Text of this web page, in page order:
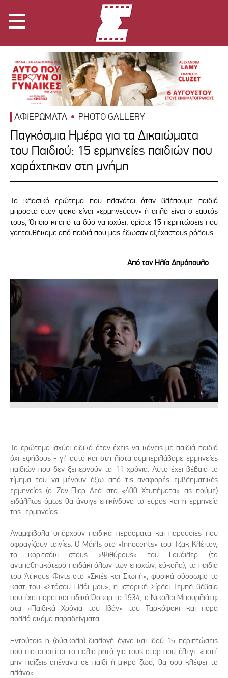
ΑΦΙΕΡΩΜΑΤΑ PHOTO GALLERY
Παγκόσμια Ημέρα για τα Δικαιώματα
του Παιδιού: 15 ερμηνείες παιδιών που
χαράχτηκαν στη μνήμη
Το κλασικό ερώτημα που πλανάται όταν βλέπουμε παιδιά
μπροστά στον φακό είναι «ερμηνεύουν» ή απλά είναι ο εαυτός
τους; Όποιο κι από τα δύο να ισχύει, ορίστε 15 περιπτώσεις που
γοητευθήκαμε από παιδιά που μας έδωσαν αξέχαστους ρόλους.
Από τον Ηλία Δημόπουλο
Το ερώτημα ισχύει ειδικά όταν έχεις να κάνεις με παιδιά-παιδιά
όχι εφήβους - γι' αυτό και στη λίστα συμπεριλάβαμε ερμηνείες
παιδιών που δεν ξεπερνούν τα 11 χρόνια. Αυτό έχει βέβαια το
τίμημα του να μένουν έξω από τις αναφορές εμβληματικές
ερμηνείες (ο Ζαν-Πιερ Λεό στα «400 Χτυπήματα» ας πούμε)
ειδάλλως όμως θα άνοιγε επικίνδυνα το εύρος και η ερμηνεία
της...ερμηνείας.
Αναμφίβολα υπάρχουν παιδικά περάσματα και παρουσίες που
σφραγίζουν ταινίες. Ο Μάιλς στο «Innocents» του Τζακ Κλέιτον,
το κοριτσάκι στους «Ψιθύρους» του Γουάιλερ (το
αντιπαθητικότερο παιδάκι όλων των εποχών, εύκολα), τα παιδιά
του Άτικους Φιντς στο «Σκιές και Σιωπή», φυσικά σύσσωμο το
καστ του «Στάσου Πλάι μου», η ιστορική Σίρλεϊ Τεμπλ βέβαια
που έχει πάρει και ειδικό Όσκαρ το 1934, ο Νικολάι Μπουρλιάεφ
στα «Παιδικά Χρόνια του Ιβάν» του Ταρκόφσκι και πάρα
πολλά ακόμα παραδείγματα.
Εντούτοις η (δύσκολη) διαλογή έγινε και ιδού 15 περιπτώσεις
που πιστοποιείται το παλιό ρητό για τους σταρ που έλεγε «ποτέ
μην παίζεις απέναντι σε παιδί ή μικρό ζώο, θα σου κλέψει το
πλάνο».